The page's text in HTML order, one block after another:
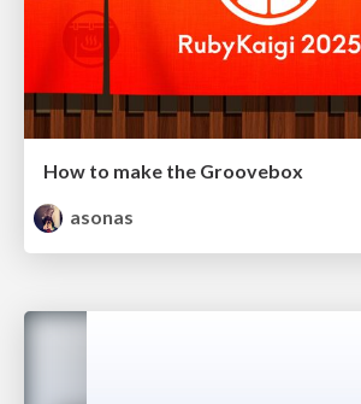
How to make the Groovebox
asonas